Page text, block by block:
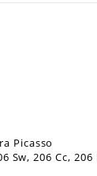
Picasso
Sw, 206 Cc,